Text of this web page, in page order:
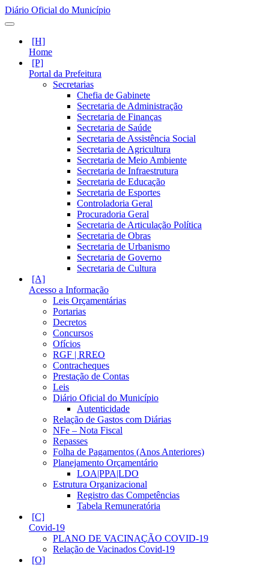
Diário Oficial do Município
Home
Portal da Prefeitura
Secretarias
Chefia de Gabinete
Secretaria de Administração
Secretaria de Finanças
Secretaria de Saúde
Secretaria de Assistência Social
Secretaria de Agricultura
Secretaria de Meio Ambiente
Secretaria de Infraestrutura
Secretaria de Educação
Secretaria de Esportes
Controladoria Geral
Procuradoria Geral
Secretaria de Articulação Política
Secretaria de Obras
Secretaria de Urbanismo
Secretaria de Governo
Secretaria de Cultura
Acesso a Informação
Leis Orçamentárias
Portarias
Decretos
Concursos
Ofícios
RGF | RREO
Contracheques
Prestação de Contas
Leis
Diário Oficial do Município
Autenticidade
Relação de Gastos com Diárias
NFe – Nota Fiscal
Repasses
Folha de Pagamentos (Anos Anteriores)
Planejamento Orçamentário
LOA|PPA|LDO
Estrutura Organizacional
Registro das Competências
Tabela Remuneratória
Covid-19
PLANO DE VACINAÇÃO COVID-19
Relação de Vacinados Covid-19